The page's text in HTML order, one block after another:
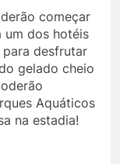
começar
um dos hotéis
para desfrutar
gelado cheio
Aquáticos
na estadia!